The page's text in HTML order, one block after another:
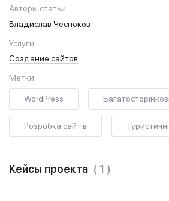
Авторы статьи
Владислав Чесноков
Услуги
Создание сайтов
Метки
WordPress
Розробка сайтів
Кейсы проекта ( 1 )